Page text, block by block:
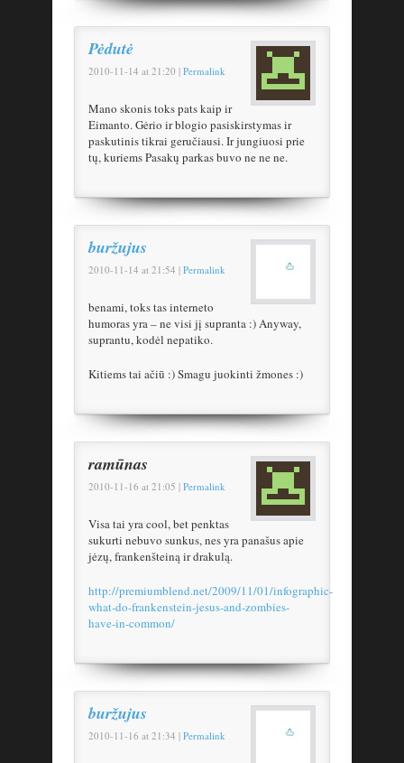
Pėdutė
2010-11-14 at 21:20 | Permalink
Mano skonis toks pats kaip ir
Eimanto. Gėrio ir blogio pasiskirstymas ir
paskutinis tikrai geručiausi. Ir jungiuosi prie
tų, kuriems Pasakų parkas buvo ne ne ne.
buržujus
2010-11-14 at 21:54 | Permalink
benami, toks tas interneto
humoras yra – ne visi jį supranta :) Anyway,
suprantu, kodėl nepatiko.
Kitiems tai ačiū :) Smagu juokinti žmones :)
ramūnas
2010-11-16 at 21:05 | Permalink
Visa tai yra cool, bet penktas
sukurti nebuvo sunkus, nes yra panašus apie
jėzų, frankenšteiną ir drakulą.
http://premiumblend.net/2009/11/01/infographic-
what-do-frankenstein-jesus-and-zombies-
have-in-common/
buržujus
2010-11-16 at 21:34 | Permalink